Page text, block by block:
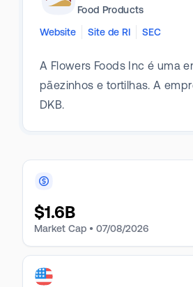
Food Products
Website
Site de RI SEC
A Flowers Foods Inc é uma
pãezinhos e tortilhas. A
DKB.
$1.6B
Market Cap • 07/08/2026